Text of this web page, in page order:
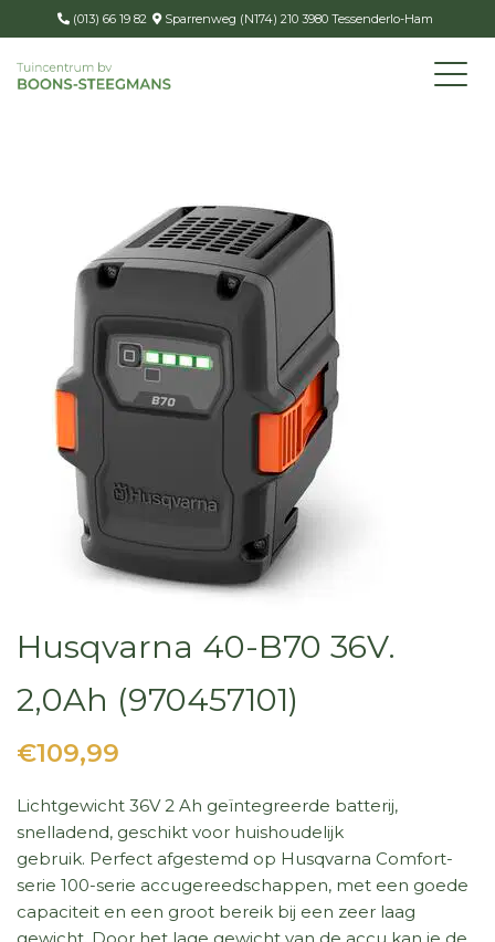
(013) 66 19 82 Sparrenweg (N174) 210 3980 Tessenderlo-Ham
Husqvarna 40-B70 36V.
2,0Ah (970457101)
€109,99
Lichtgewicht 36V 2 Ah geïntegreerde batterij,
snelladend, geschikt voor huishoudelijk
gebruik. Perfect afgestemd op Husqvarna Comfort-
serie 100-serie accugereedschappen, met een goede
capaciteit en een groot bereik bij een zeer laag